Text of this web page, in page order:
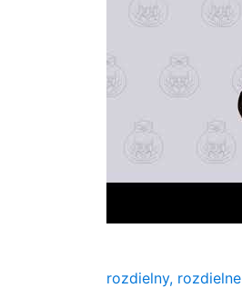
rozdielny, rozdielne